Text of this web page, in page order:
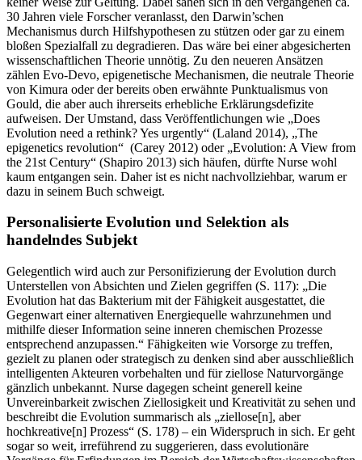
30 Jahren viele Forscher veranlasst, den Darwin’schen
Mechanismus durch Hilfshypothesen zu stützen oder gar zu einem
bloßen Spezialfall zu degradieren. Das wäre bei einer abgesicherten
wissenschaftlichen Theorie unnötig. Zu den neueren Ansätzen
zählen Evo-Devo, epigenetische Mechanismen, die neutrale Theorie
von Kimura oder der bereits oben erwähnte Punktualismus von
Gould, die aber auch ihrerseits erhebliche Erklärungsdefizite
aufweisen. Der Umstand, dass Veröffentlichungen wie „Does
Evolution need a rethink? Yes urgently“ (Laland 2014), „The
epigenetics revolution“ (Carey 2012) oder „Evolution: A View from
the 21st Century“ (Shapiro 2013) sich häufen, dürfte Nurse wohl
kaum entgangen sein. Daher ist es nicht nachvollziehbar, warum er
dazu in seinem Buch schweigt.
Personalisierte Evolution und Selektion als
handelndes Subjekt
Gelegentlich wird auch zur Personifizierung der Evolution durch
Unterstellen von Absichten und Zielen gegriffen (S. 117): „Die
Evolution hat das Bakterium mit der Fähigkeit ausgestattet, die
Gegenwart einer alternativen Energiequelle wahrzunehmen und
mithilfe dieser Information seine inneren chemischen Prozesse
entsprechend anzupassen.“ Fähigkeiten wie Vorsorge zu treffen,
gezielt zu planen oder strategisch zu denken sind aber ausschließlich
intelligenten Akteuren vorbehalten und für ziellose Naturvorgänge
gänzlich unbekannt. Nurse dagegen scheint generell keine
Unvereinbarkeit zwischen Ziellosigkeit und Kreativität zu sehen und
beschreibt die Evolution summarisch als „ziellose[n], aber
hochkreative[n] Prozess“ (S. 178) – ein Widerspruch in sich. Er geht
sogar so weit, irreführend zu suggerieren, dass evolutionäre